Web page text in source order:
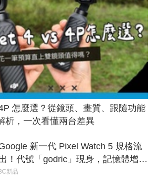
怎麼選？從鏡頭、畫質、跟隨功能
析，一次看懂兩台差異
新一代 Pixel Watch 5 規格流
！代號「godric」現身，記憶體增強
定 AI 應用
新品